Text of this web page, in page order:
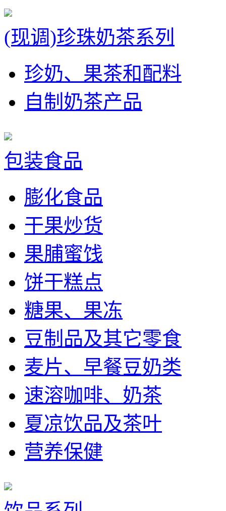
(现调)珍珠奶茶系列
珍奶、果茶和配料
自制奶茶产品
包装食品
膨化食品
干果炒货
果脯蜜饯
饼干糕点
糖果、果冻
豆制品及其它零食
麦片、早餐豆奶类
速溶咖啡、奶茶
夏凉饮品及茶叶
营养保健